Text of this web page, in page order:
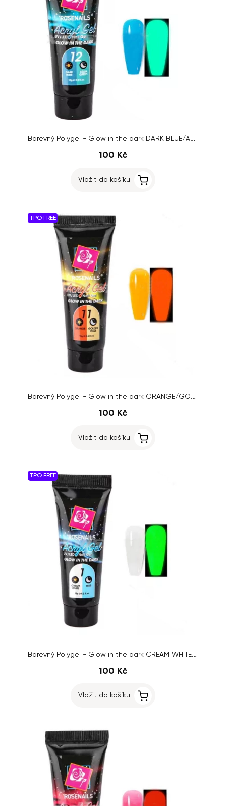
Barevný Polygel - Glow in the dark DARK BLUE/AQUA GREEN č.12, 15g
100 Kč
Vložit do košíku
TPO FREE
Barevný Polygel - Glow in the dark ORANGE/GOLDEN HAZE č.11, 15g
100 Kč
Vložit do košíku
TPO FREE
Barevný Polygel - Glow in the dark CREAM WHITE/BLUE č.01, 15g
100 Kč
Vložit do košíku